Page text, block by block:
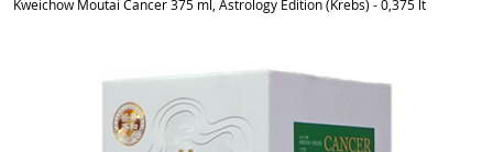
Kweichow Moutai Cancer 375 ml, Astrology Edition (Krebs) - 0,375 lt